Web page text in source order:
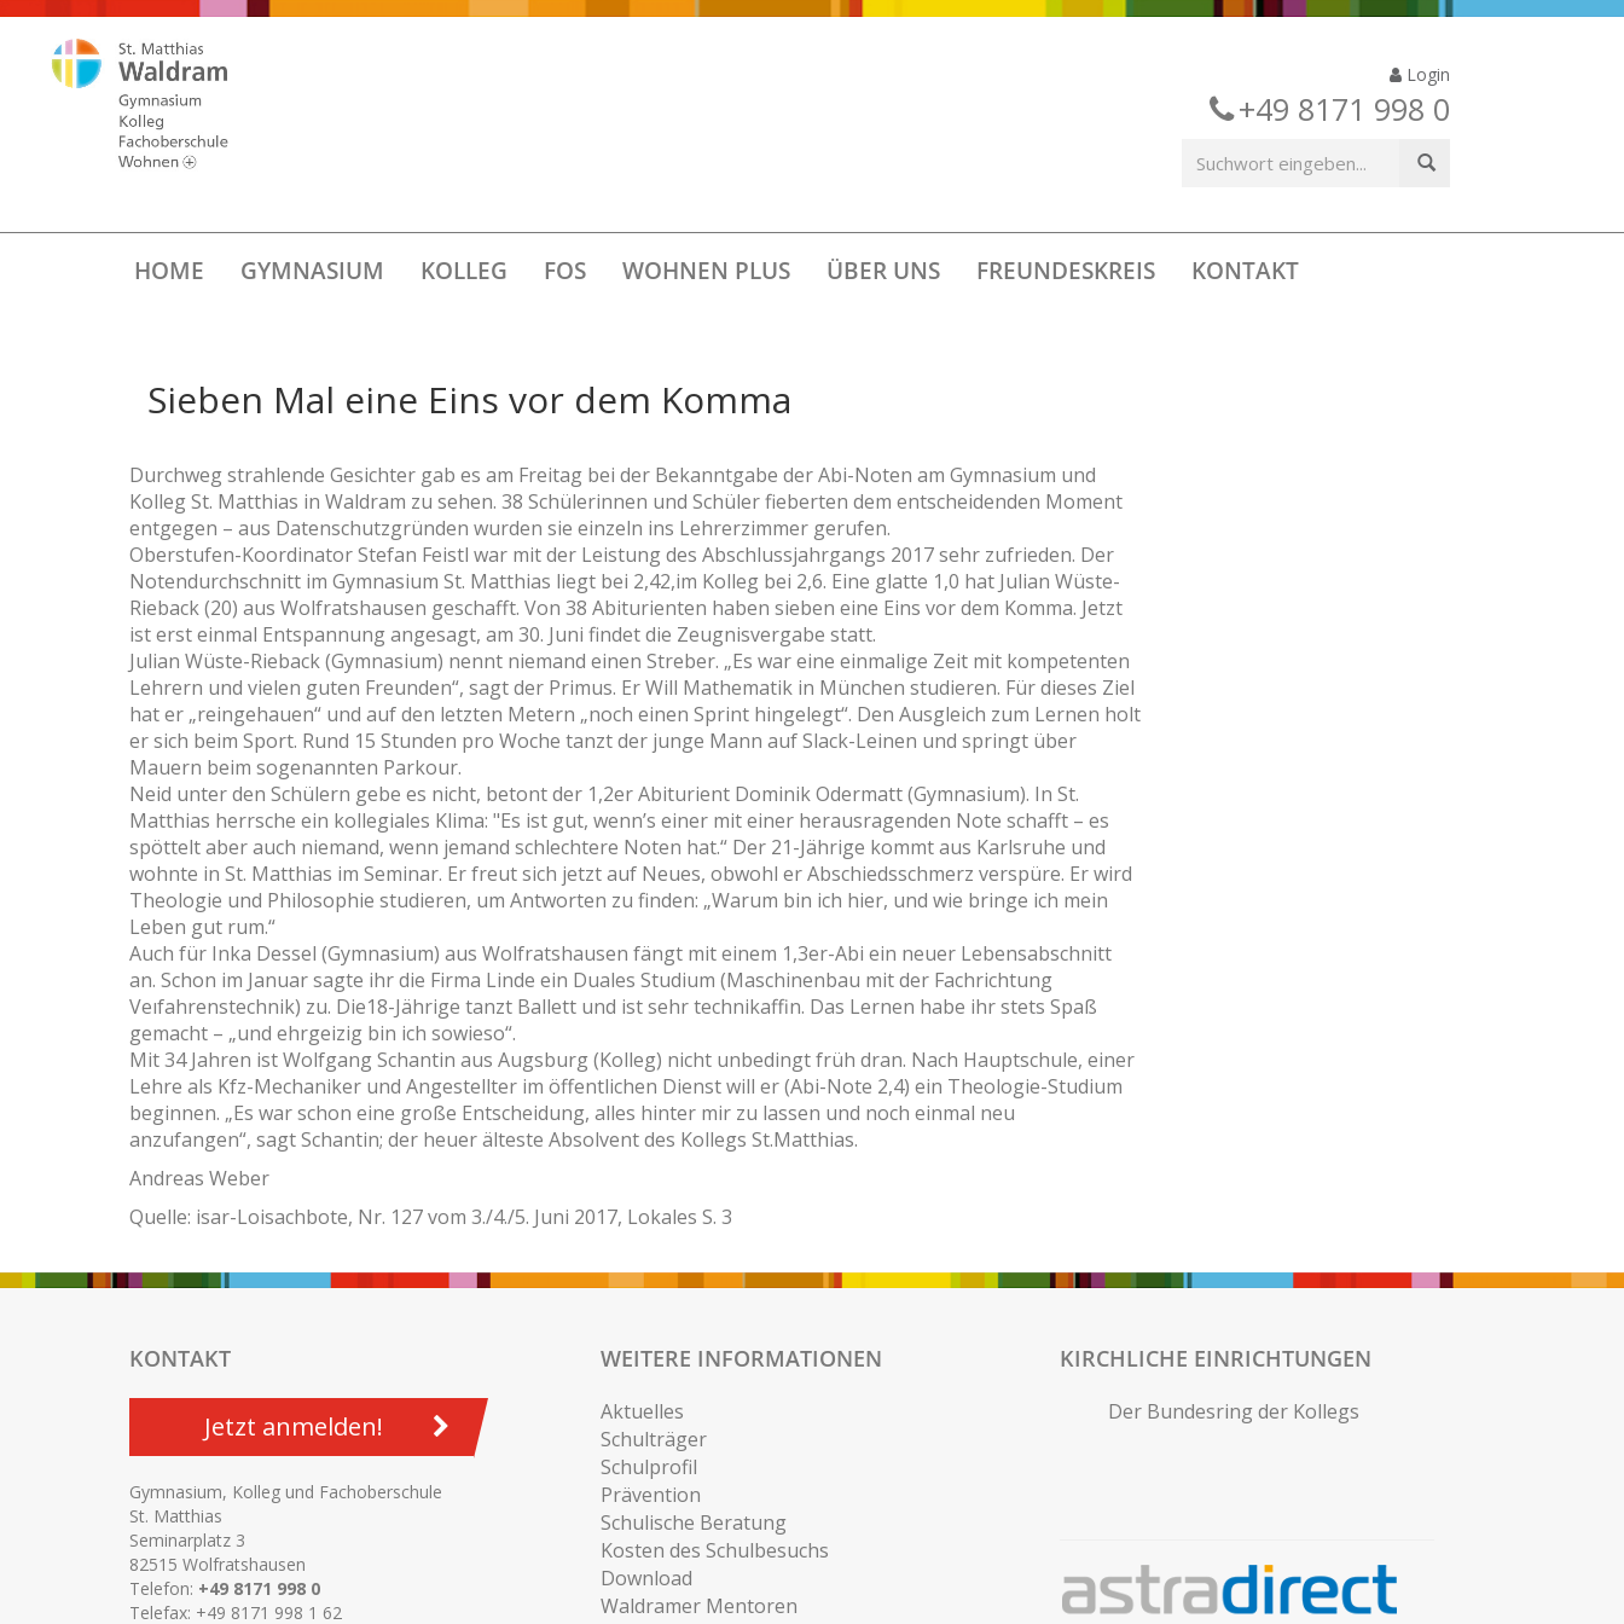
Login
+49 8171 998 0
HOME GYMNASIUM KOLLEG FOS WOHNEN PLUS ÜBER UNS FREUNDESKREIS KONTAKT
Sieben Mal eine Eins vor dem Komma
Durchweg strahlende Gesichter gab es am Freitag bei der Bekanntgabe der Abi-Noten am Gymnasium und
Kolleg St. Matthias in Waldram zu sehen. 38 Schülerinnen und Schüler fieberten dem entscheidenden Moment
entgegen – aus Datenschutzgründen wurden sie einzeln ins Lehrerzimmer gerufen.
Oberstufen-Koordinator Stefan Feistl war mit der Leistung des Abschlussjahrgangs 2017 sehr zufrieden. Der
Notendurchschnitt im Gymnasium St. Matthias liegt bei 2,42,im Kolleg bei 2,6. Eine glatte 1,0 hat Julian Wüste-
Rieback (20) aus Wolfratshausen geschafft. Von 38 Abiturienten haben sieben eine Eins vor dem Komma. Jetzt
ist erst einmal Entspannung angesagt, am 30. Juni findet die Zeugnisvergabe statt.
Julian Wüste-Rieback (Gymnasium) nennt niemand einen Streber. „Es war eine einmalige Zeit mit kompetenten
Lehrern und vielen guten Freunden“, sagt der Primus. Er Will Mathematik in München studieren. Für dieses Ziel
hat er „reingehauen“ und auf den letzten Metern „noch einen Sprint hingelegt“. Den Ausgleich zum Lernen holt
er sich beim Sport. Rund 15 Stunden pro Woche tanzt der junge Mann auf Slack-Leinen und springt über
Mauern beim sogenannten Parkour.
Neid unter den Schülern gebe es nicht, betont der 1,2er Abiturient Dominik Odermatt (Gymnasium). In St.
Matthias herrsche ein kollegiales Klima: "Es ist gut, wenn’s einer mit einer herausragenden Note schafft – es
spöttelt aber auch niemand, wenn jemand schlechtere Noten hat.“ Der 21-Jährige kommt aus Karlsruhe und
wohnte in St. Matthias im Seminar. Er freut sich jetzt auf Neues, obwohl er Abschiedsschmerz verspüre. Er wird
Theologie und Philosophie studieren, um Antworten zu finden: „Warum bin ich hier, und wie bringe ich mein
Leben gut rum.“
Auch für Inka Dessel (Gymnasium) aus Wolfratshausen fängt mit einem 1,3er-Abi ein neuer Lebensabschnitt
an. Schon im Januar sagte ihr die Firma Linde ein Duales Studium (Maschinenbau mit der Fachrichtung
Veıfahrenstechnik) zu. Die18-Jährige tanzt Ballett und ist sehr technikaffin. Das Lernen habe ihr stets Spaß
gemacht – „und ehrgeizig bin ich sowieso“.
Mit 34 Jahren ist Wolfgang Schantin aus Augsburg (Kolleg) nicht unbedingt früh dran. Nach Hauptschule, einer
Lehre als Kfz-Mechaniker und Angestellter im öffentlichen Dienst will er (Abi-Note 2,4) ein Theologie-Studium
beginnen. „Es war schon eine große Entscheidung, alles hinter mir zu lassen und noch einmal neu
anzufangen“, sagt Schantin; der heuer älteste Absolvent des Kollegs St.Matthias.
Andreas Weber
Quelle: isar-Loisachbote, Nr. 127 vom 3./4./5. Juni 2017, Lokales S. 3
KONTAKT
Jetzt anmelden!
Gymnasium, Kolleg und Fachoberschule
St. Matthias
Seminarplatz 3
82515 Wolfratshausen
Telefon: +49 8171 998 0
Telefax: +49 8171 998 1 62
WEITERE INFORMATIONEN
Aktuelles
Schulträger
Schulprofil
Prävention
Schulische Beratung
Kosten des Schulbesuchs
Download
Waldramer Mentoren
KIRCHLICHE EINRICHTUNGEN
Der Bundesring der Kollegs